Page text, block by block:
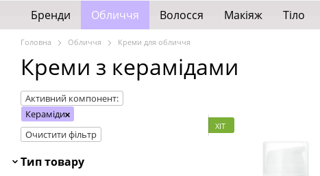
Бренди Обличчя Волосся Макіяж Тіло
Головна Обличчя Креми для обличчя
Креми з керамідами
ХІТ
Активний компонент:
Кераміди
Очистити фільтр
Тип товару